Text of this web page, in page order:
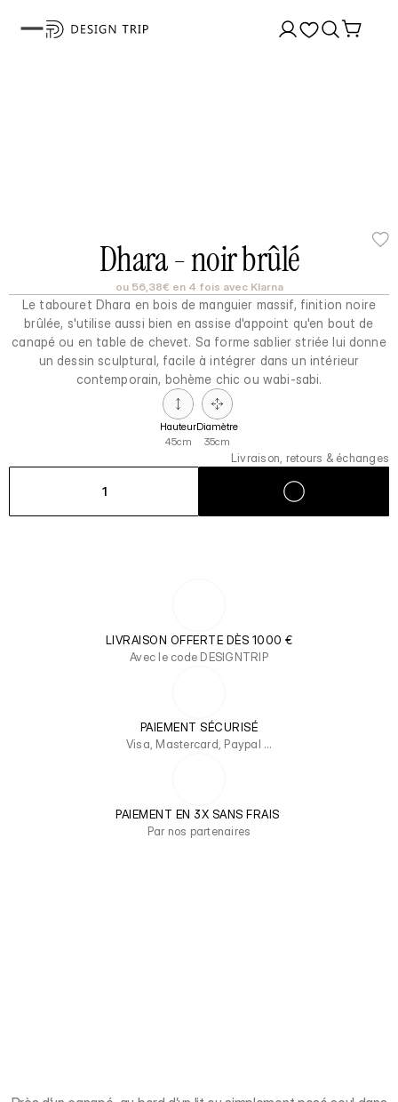
Dhara - noir brûlé
ou 56,38€ en 4 fois avec Klarna
Le tabouret Dhara en bois de manguier massif, finition noire
brûlée, s'utilise aussi bien en assise d'appoint qu'en bout de
canapé ou en table de chevet. Sa forme sablier striée lui donne
un dessin sculptural, facile à intégrer dans un intérieur
contemporain, bohème chic ou wabi-sabi.
Hauteur
45cm
Diamètre
35cm
Livraison, retours & échanges
1
LIVRAISON OFFERTE DÈS 1000 €
Avec le code DESIGNTRIP
PAIEMENT SÉCURISÉ
Visa, Mastercard, Paypal …
PAIEMENT EN 3X SANS FRAIS
Par nos partenaires